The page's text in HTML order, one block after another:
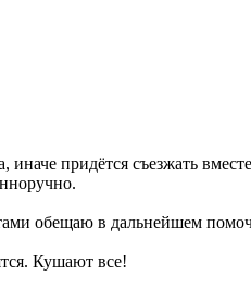
придётся съезжать
обещаю в дальнейшем
Кушают все!